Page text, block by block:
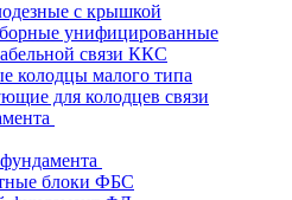
с крышкой
унифицированные
связи ККС
колодцы малого типа
для колодцев связи
блоки ФБС